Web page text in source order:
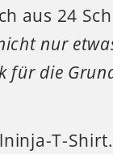
aus 24
nur
für die
T-